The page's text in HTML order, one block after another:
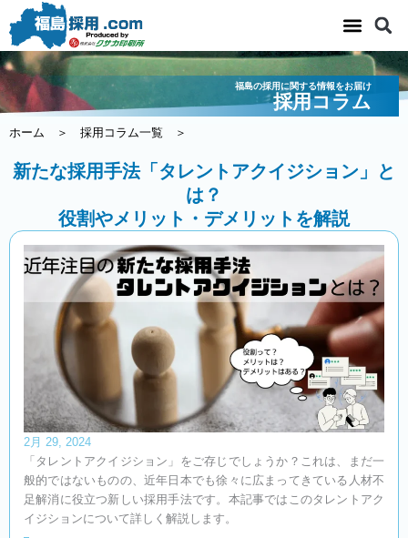
容
を
ス
キ
プ
福島の採用に関する情報をお届け
採用コラム
ホーム ＞ 採用コラム一覧 ＞
新たな採用手法「タレントアクイジション」と
は？
役割やメリット・デメリットを解説
2月 29, 2024
「タレントアクイジション」をご存じでしょうか？これは、まだ一
般的ではないものの、近年日本でも徐々に広まってきている人材不
足解消に役立つ新しい採用手法です。本記事ではこのタレントアク
イジションについて詳しく解説します。